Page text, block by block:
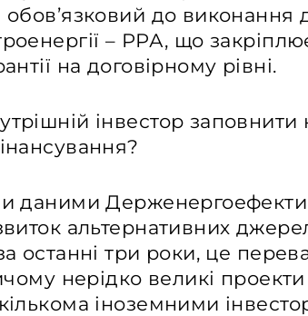
до виконання
– РРА, що
на договірному рівні.
інвестор заповнити
даними
альтернативних
останні три роки, це
нерідко великі
іноземними